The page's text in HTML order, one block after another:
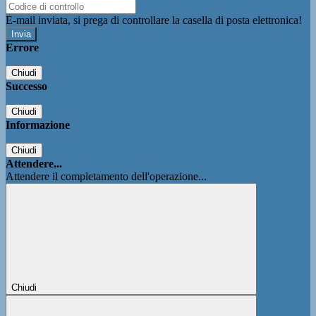
E-mail inviata, si prega di controllare la casella di posta elettronica!
Errore
Chiudi
Successo
Chiudi
Informazione
Chiudi
Attendere...
Attendere il completamento dell'operazione...
Chiudi